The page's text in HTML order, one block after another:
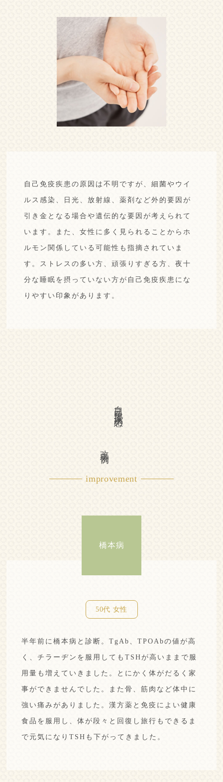
自己免疫疾患の原因は不明ですが、細菌やウイ
ルス感染、日光、放射線、薬剤など外的要因が
引き金となる場合や遺伝的な要因が考えられて
います。 また、女性に多く見られることから ホ
ルモン関係している可能性も指摘されていま
す。 ストレスの多い方、頑張りすぎる方、夜十
分な睡眠を摂って いない方が自己免疫疾患にな
りやすい印象があります。
自己免疫疾患の
improvement
橋本病
50代 女性
半年前に橋本病と診断。TgAb、TPOAbの値が高
く、チラーヂンを服用してもTSHが高いままで服
用量も増えていきました。 とにかく体がだるく家
事ができませんでした。 また骨、筋肉など体中に
強い痛みがありました。漢方薬と免疫によい健康
食品を服用し、体が段々と回復し旅行もできるま
で元気になりTSHも下がってきました。